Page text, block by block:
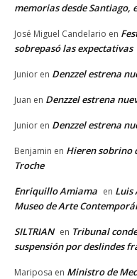
memorias desde Santiago,
José Miguel Candelario en
sobrepasó las expectativas
Junior en Denzzel estrena
Juan en Denzzel estrena
Junior en Denzzel estrena
Benjamin en Hieren sobrino
Troche
Enriquillo Amiama en Luis
Museo de Arte
SILTRIAN en Tribunal
suspensión por deslindes
Mariposa en Ministro de